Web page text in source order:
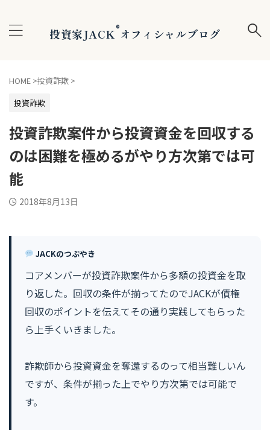
投資家JACK®オフィシャルブログ
HOME >投資詐欺 >
投資詐欺
投資詐欺案件から投資資金を回収する
のは困難を極めるがやり方次第では可
能
2018年8月13日
JACKのつぶやき
コアメンバーが投資詐欺案件から多額の投資金を取
り返した。回収の条件が揃ってたのでJACKが債権
回収のポイントを伝えてその通り実践してもらった
ら上手くいきました。
詐欺師から投資資金を奪還するのって相当難しいん
ですが、条件が揃った上でやり方次第では可能で
す。